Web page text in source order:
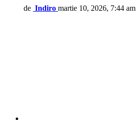
de Indiro martie 10, 2026, 7:44 am